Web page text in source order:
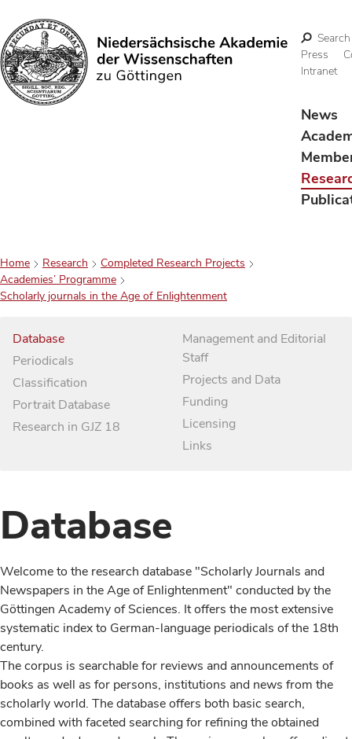
Search
Search
Press
Intranet
News
Home Research
Completed Research Projects
Academies’ Programme
Scholarly journals in the Age of Enlightenment
Database
Periodicals
Classification
Portrait Database
Research in GJZ 18
Management and Editorial
Staff
Projects and Data
Funding
Licensing
Links
Database
Welcome to the research database "Scholarly Journals and
Newspapers in the Age of Enlightenment" conducted by the
Göttingen Academy of Sciences. It offers the most extensive
systematic index to German-language periodicals of the 18th
century.
The corpus is searchable for reviews and announcements of
books as well as for persons, institutions and news from the
scholarly world. The database offers both basic search,
combined with faceted searching for refining the obtained